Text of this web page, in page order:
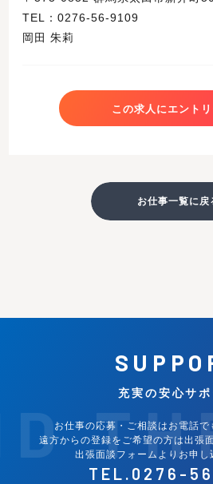
TEL：0276-56-9109
岡田 朱莉
この求人にエント
お仕事一覧に戻
充実の安心サポ
お仕事の応募・ご相談はお電話で
遠方からの登録をご希望の方は出張
出張面談フォームよりお申し
TEL. 0276-